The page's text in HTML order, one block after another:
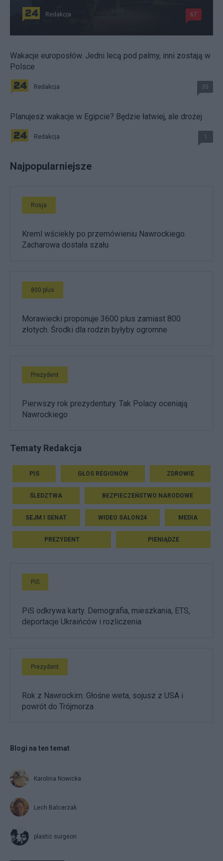
Redakcja 67
Wakacje europosłów. Jedni lecą pod palmy, inni zostają w
Polsce
Redakcja 35
Planujesz wakacje w Egipcie? Będzie łatwiej, ale drożej
Redakcja 1
Najpopularniejsze
Rosja
Kreml wściekły po przemówieniu Nawrockiego.
Zacharowa dostała szału
800 plus
Morawiecki proponuje 3600 plus zamiast 800
złotych. Środki dla rodzin byłyby ogromne
Prezydent
Pierwszy rok prezydentury. Tak Polacy oceniają
Nawrockiego
Tematy Redakcja
PIS GŁOS REGIONÓW ZDROWIE
ŚLEDZTWA BEZPIECZEŃSTWO NARODOWE
SEJM I SENAT WIDEO SALON24 MEDIA
PREZYDENT PIENIĄDZE
PiS
PiS odkrywa karty. Demografia, mieszkania, ETS,
deportacje Ukraińców i rozliczenia
Prezydent
Rok z Nawrockim. Głośne weta, sojusz z USA i
powrót do Trójmorza
Blogi na ten temat
Karolina Nowicka
Lech Balcerzak
plastic surgeon